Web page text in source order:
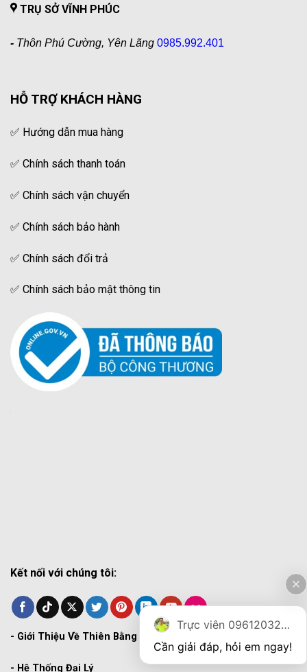
TRỤ SỞ VĨNH PHÚC
- Thôn Phú Cường, Yên Lãng 0985.992.401
HỖ TRỢ KHÁCH HÀNG
✅ Hướng dẫn mua hàng
✅ Chính sách thanh toán
✅ Chính sách vận chuyển
✅ Chính sách bảo hành
✅ Chính sách đổi trả
✅ Chính sách bảo mật thông tin
Kết nối với chúng tôi:
- Giới Thiệu Về Thiên Bằng
- Hệ Thống Đại Lý
Trực viên 0961203270
Cần giải đáp, hỏi em ngay!